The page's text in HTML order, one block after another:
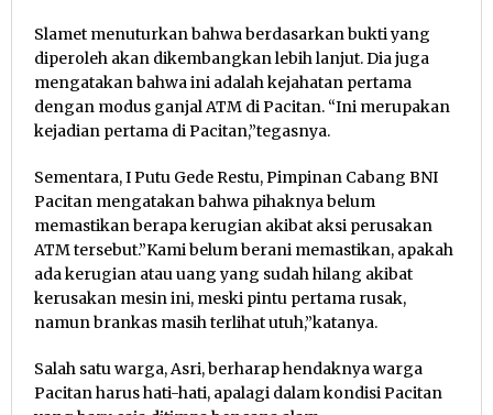
Slamet menuturkan bahwa berdasarkan bukti yang
diperoleh akan dikembangkan lebih lanjut. Dia juga
mengatakan bahwa ini adalah kejahatan pertama
dengan modus ganjal ATM di Pacitan. “Ini merupakan
kejadian pertama di Pacitan,”tegasnya.
Sementara, I Putu Gede Restu, Pimpinan Cabang BNI
Pacitan mengatakan bahwa pihaknya belum
memastikan berapa kerugian akibat aksi perusakan
ATM tersebut.”Kami belum berani memastikan, apakah
ada kerugian atau uang yang sudah hilang akibat
kerusakan mesin ini, meski pintu pertama rusak,
namun brankas masih terlihat utuh,”katanya.
Salah satu warga, Asri, berharap hendaknya warga
Pacitan harus hati-hati, apalagi dalam kondisi Pacitan